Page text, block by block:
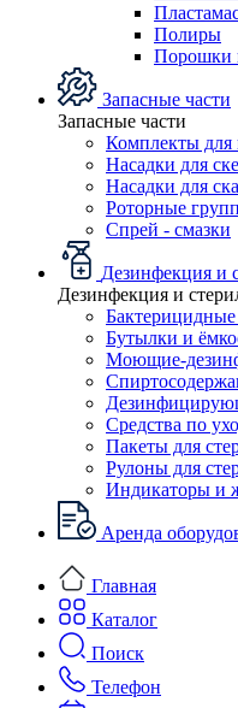
Полиры
Порошки
Запасные части
Запасные части
Комплекты для
Насадки для
Насадки для
Роторные
Спрей - смазки
Дезинфекция и
Дезинфекция и
Бутылки и
Моющие-
Средства по
Пакеты для
Рулоны для
Индикаторы и
Аренда
Главная
Каталог
Поиск
Телефон